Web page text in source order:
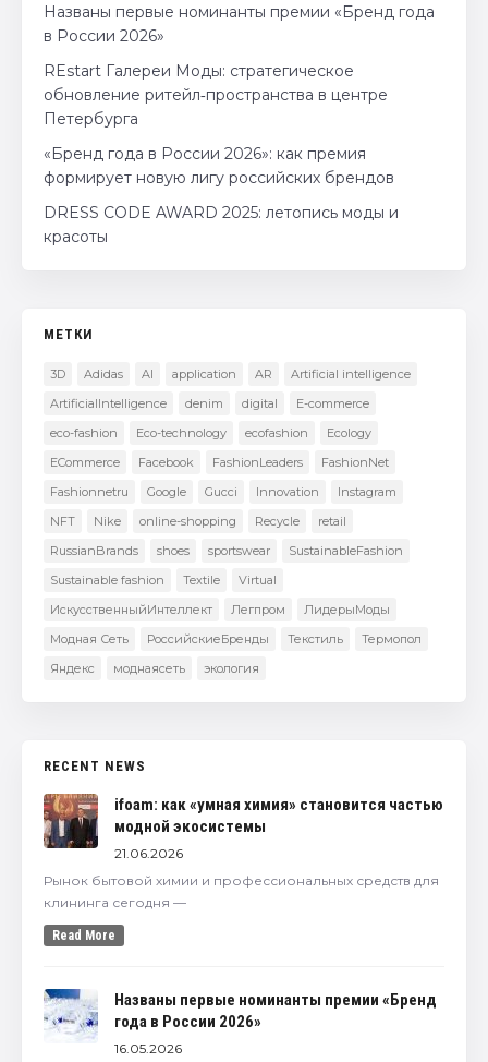
Названы первые номинанты премии «Бренд года
в России 2026»
REstart Галереи Моды: стратегическое
обновление ритейл‑пространства в центре
Петербурга
«Бренд года в России 2026»: как премия
формирует новую лигу российских брендов
DRESS CODE AWARD 2025: летопись моды и
красоты
МЕТКИ
3D Adidas AI application AR
Artificial intelligence
ArtificialIntelligence
denim digital
E-commerce
eco-fashion
Eco-technology ecofashion
Ecology
ECommerce
Facebook FashionLeaders
FashionNet
Fashionnetru
Google Gucci Innovation
Instagram
NFT
Nike online-shopping Recycle
retail
RussianBrands
shoes sportswear
SustainableFashion
Sustainable fashion
Textile
Virtual
ИскусственныйИнтеллект
Легпром
ЛидерыМоды
Модная Сеть
РоссийскиеБренды Текстиль
Термопол
Яндекс
моднаясеть экология
RECENT NEWS
ifoam: как «умная химия» становится частью
модной экосистемы
21.06.2026
Рынок бытовой химии и профессиональных средств для
клининга сегодня —
Read More
Названы первые номинанты премии «Бренд
года в России 2026»
16.05.2026